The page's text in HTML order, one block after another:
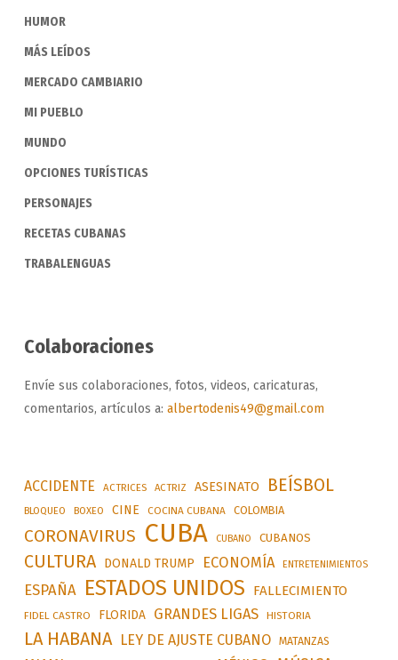
HUMOR
MÁS LEÍDOS
MERCADO CAMBIARIO
MI PUEBLO
MUNDO
OPCIONES TURÍSTICAS
PERSONAJES
RECETAS CUBANAS
TRABALENGUAS
Colaboraciones
Envíe sus colaboraciones, fotos, videos, caricaturas,
comentarios, artículos a: albertodenis49@gmail.com
ACCIDENTE ACTRICES ACTRIZ ASESINATO BEÍSBOL
BLOQUEO BOXEO CINE COCINA CUBANA COLOMBIA
CORONAVIRUS CUBA CUBANO CUBANOS
CULTURA DONALD TRUMP ECONOMÍA ENTRETENIMIENTOS
ESPAÑA ESTADOS UNIDOS FALLECIMIENTO
FIDEL CASTRO FLORIDA GRANDES LIGAS HISTORIA
LA HABANA LEY DE AJUSTE CUBANO MATANZAS